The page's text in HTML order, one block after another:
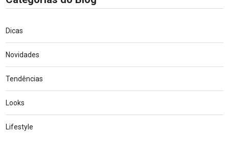
Dicas
Novidades
Tendências
Looks
Lifestyle